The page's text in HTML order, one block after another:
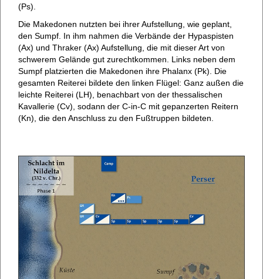
(Ps).
Die Makedonen nutzten bei ihrer Aufstellung, wie geplant,
den Sumpf. In ihm nahmen die Verbände der Hypaspisten
(Ax) und Thraker (Ax) Aufstellung, die mit dieser Art von
schwerem Gelände gut zurechtkommen. Links neben dem
Sumpf platzierten die Makedonen ihre Phalanx (Pk). Die
gesamten Reiterei bildete den linken Flügel: Ganz außen die
leichte Reiterei (LH), benachbart von der thessalischen
Kavallerie (Cv), sodann der C-in-C mit gepanzerten Reitern
(Kn), die den Anschluss zu den Fußtruppen bildeten.